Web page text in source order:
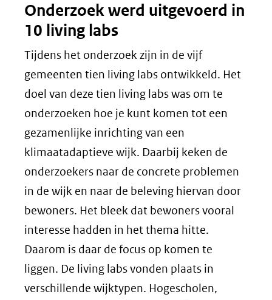
Onderzoek werd uitgevoerd in
10 living labs
Tijdens het onderzoek zijn in de vijf
gemeenten tien living labs ontwikkeld. Het
doel van deze tien living labs was om te
onderzoeken hoe je kunt komen tot een
gezamenlijke inrichting van een
klimaatadaptieve wijk. Daarbij keken de
onderzoekers naar de concrete problemen
in de wijk en naar de beleving hiervan door
bewoners. Het bleek dat bewoners vooral
interesse hadden in het thema hitte.
Daarom is daar de focus op komen te
liggen. De living labs vonden plaats in
verschillende wijktypen. Hogescholen,